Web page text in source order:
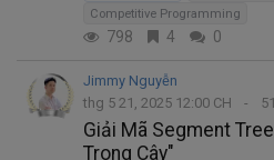
Competitive Programming
798 4 0
Jimmy Nguyễn
thg 5 21, 2025 12:00 CH
Giải Mã Segment
Trong Cây"